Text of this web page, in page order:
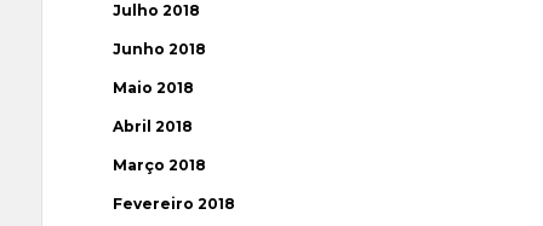
Julho 2018
Junho 2018
Maio 2018
Abril 2018
Março 2018
Fevereiro 2018